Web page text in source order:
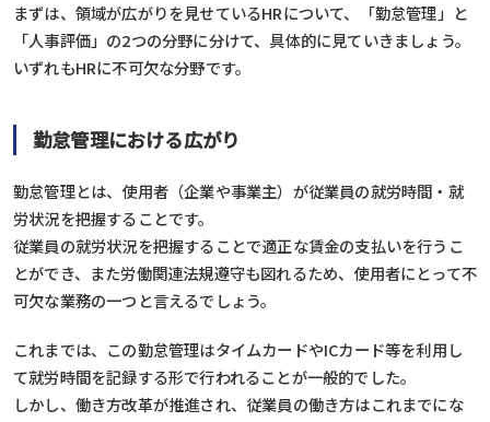
まずは、領域が広がりを見せているHRについて、「勤怠管理」と
「人事評価」の2つの分野に分けて、具体的に見ていきましょう。
いずれもHRに不可欠な分野です。
勤怠管理における広がり
勤怠管理とは、使用者（企業や事業主）が従業員の就労時間・就
労状況を把握することです。
従業員の就労状況を把握することで適正な賃金の支払いを行うこ
とができ、また労働関連法規遵守も図れるため、使用者にとって不
可欠な業務の一つと言えるでしょう。
これまでは、この勤怠管理はタイムカードやICカード等を利用し
て就労時間を記録する形で行われることが一般的でした。
しかし、働き方改革が推進され、従業員の働き方はこれまでにな